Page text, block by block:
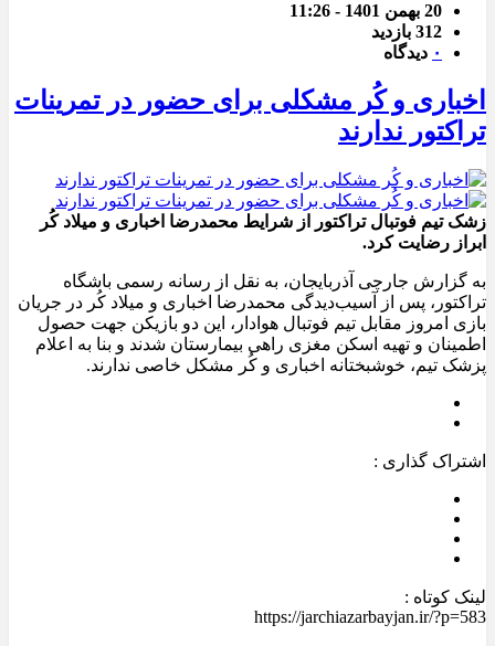
20 بهمن 1401 - 11:26
312 بازدید
۰ دیدگاه
اخباری و کُر مشکلی برای حضور در تمرینات
تراکتور ندارند
زشک تیم فوتبال تراکتور از شرایط محمدرضا اخباری و میلاد کُر
ابراز رضایت کرد.
به گزارش جارچی آذربایجان، به نقل از رسانه رسمی باشگاه
تراکتور، پس از آسیب‌دیدگی محمدرضا اخباری و میلاد کُر در جریان
بازی امروز مقابل تیم فوتبال هوادار، این دو بازیکن جهت حصول
اطمینان و تهیه اسکن مغزی راهی بیمارستان شدند و بنا به اعلام
پزشک تیم، خوشبختانه اخباری و کُر مشکل خاصی ندارند.
اشتراک گذاری :
لینک کوتاه :
https://jarchiazarbayjan.ir/?p=583